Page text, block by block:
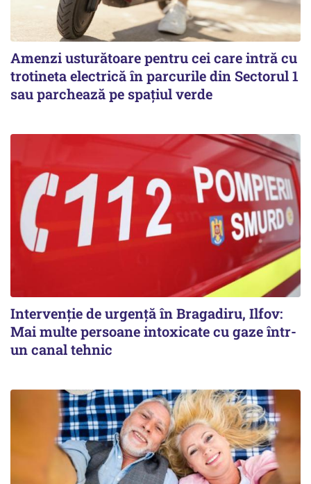
Amenzi usturătoare pentru cei care intră cu
trotineta electrică în parcurile din Sectorul 1
sau parchează pe spațiul verde
Intervenție de urgență în Bragadiru, Ilfov:
Mai multe persoane intoxicate cu gaze într-
un canal tehnic